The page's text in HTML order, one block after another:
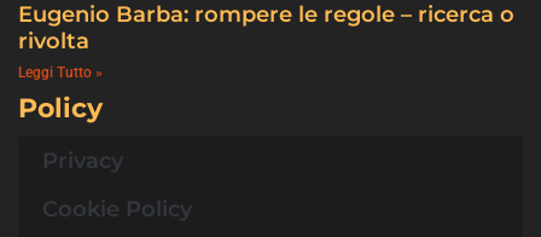
Eugenio Barba: rompere le regole – ricerca o
rivolta
Leggi Tutto »
Policy
Privacy
Cookie Policy